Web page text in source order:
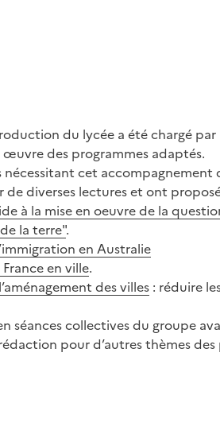
du lycée a été chargé par
œuvre des programmes adaptés.
nécessitant cet
diverses lectures et ont
à la mise en oeuvre de la
la terre".
en Australie
France en ville.
des villes : réduire
séances collectives du groupe
pour d’autres thèmes